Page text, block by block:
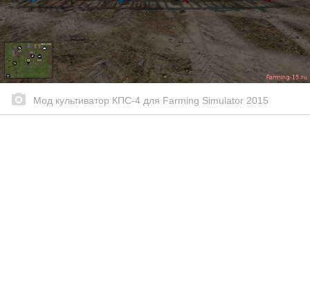
Мод культиватор КПС-4 для Farming Simulator 2015